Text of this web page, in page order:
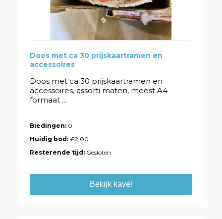
Doos met ca 30 prijskaartramen en
accessoires
Doos met ca 30 prijskaartramen en
accessoires, assorti maten, meest A4
formaat ...
Biedingen: 0
Huidig bod:€2,00
Resterende tijd: Gesloten
Bekijk kavel